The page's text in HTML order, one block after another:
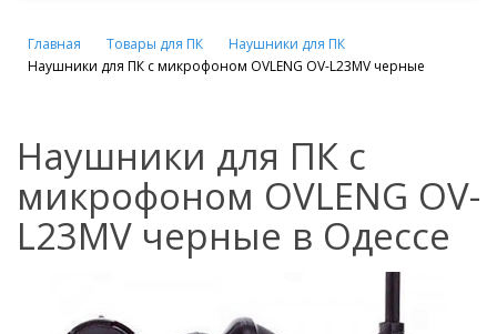
Главная Товары для ПК
Наушники для ПК
Наушники для ПК с микрофоном OVLENG OV-L23MV черные
Наушники для ПК с
микрофоном OVLENG OV-
L23MV черные в Одессе